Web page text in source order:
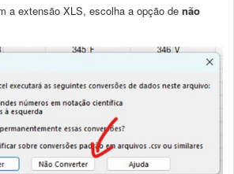
a extensão XLS, escolha a opção de não